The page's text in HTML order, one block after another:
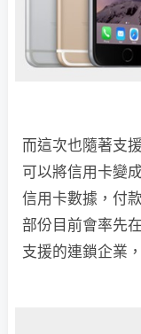
而這次也隨著支
可以將信用卡變
信用卡數據，付
部份目前會率先
支援的連鎖企業